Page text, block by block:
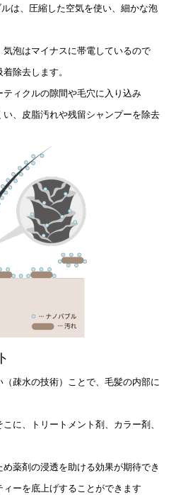
は、圧縮した空気を使い、細かな泡
気泡はマイナスに帯電しているので
除去します。
ィクルの隙間や毛穴に入り込み
、皮脂汚れや残留シャンプーを除去
疎水の技術）ことで、毛髪の内部に
こに、トリートメント剤、カラー剤、
め薬剤の浸透を助ける効果が期待でき
ーを底上げすることができます